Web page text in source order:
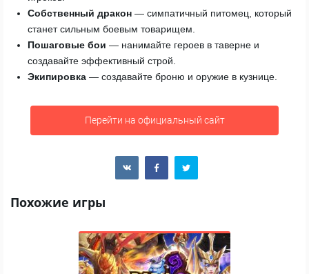
Собственный дракон — симпатичный питомец, который
станет сильным боевым товарищем.
Пошаговые бои — нанимайте героев в таверне и
создавайте эффективный строй.
Экипировка — создавайте броню и оружие в кузнице.
Перейти на официальный сайт
Похожие игры